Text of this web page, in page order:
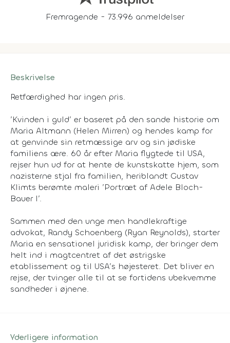
Fremragende - 73.996 anmeldelser
Beskrivelse
Retfærdighed har ingen pris.
’Kvinden i guld’ er baseret på den sande historie om
Maria Altmann (Helen Mirren) og hendes kamp for
at genvinde sin retmæssige arv og sin jødiske
familiens ære. 60 år efter Maria flygtede til USA,
rejser hun ud for at hente de kunstskatte hjem, som
nazisterne stjal fra familien, heriblandt Gustav
Klimts berømte maleri ’Portræt af Adele Bloch-
Bauer I’.
Sammen med den unge men handlekraftige
advokat, Randy Schoenberg (Ryan Reynolds), starter
Maria en sensationel juridisk kamp, der bringer dem
helt ind i magtcentret af det østrigske
etablissement og til USA’s højesteret. Det bliver en
rejse, der tvinger alle til at se fortidens ubekvemme
sandheder i øjnene.
Yderligere information